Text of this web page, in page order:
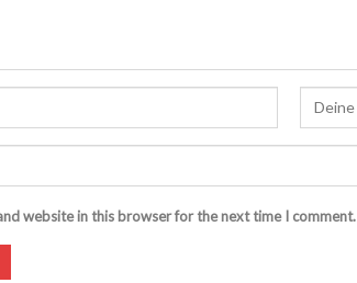
website in this browser for the next time I comment.